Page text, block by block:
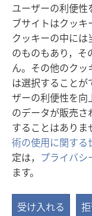
ユーザーの利便性
ブサイトはクッキ
クッキーの中に
のものもあり，
ん。その他のク
は選択すること
ザーの利便性を向
のデータが販売さ
することはありま
術の使用に関する
定は， プライバシ
ます。
受け入れる
し
い
タ
ブ
で
開
く）
ものみの塔 オン
（新
し
い
タ
ブ
で
開
く）
JW Hub ®
（新
し
い
タ
ブ
で
開
く）
JW Library ®
Watchtower
Copyright
利用規約